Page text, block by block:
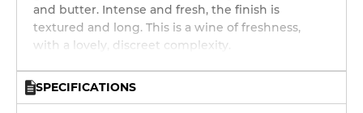
and butter. Intense and fresh, the finish is
textured and long. This is a wine of freshness,
with a lovely, discreet complexity.
SPECIFICATIONS